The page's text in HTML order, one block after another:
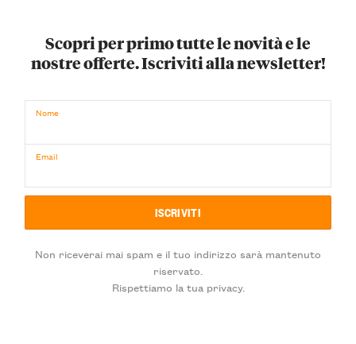
Scopri per primo tutte le novità e le
nostre offerte. Iscriviti alla newsletter!
Nome
Email
Non riceverai mai spam e il tuo indirizzo sarà mantenuto
riservato.
Rispettiamo la tua privacy.